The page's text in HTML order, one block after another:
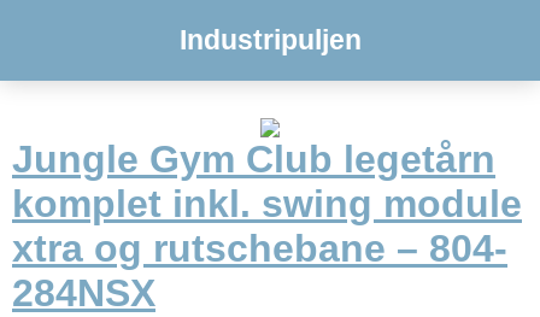
Industripuljen
Jungle Gym Club legetårn
komplet inkl. swing module
xtra og rutschebane – 804-
284NSX